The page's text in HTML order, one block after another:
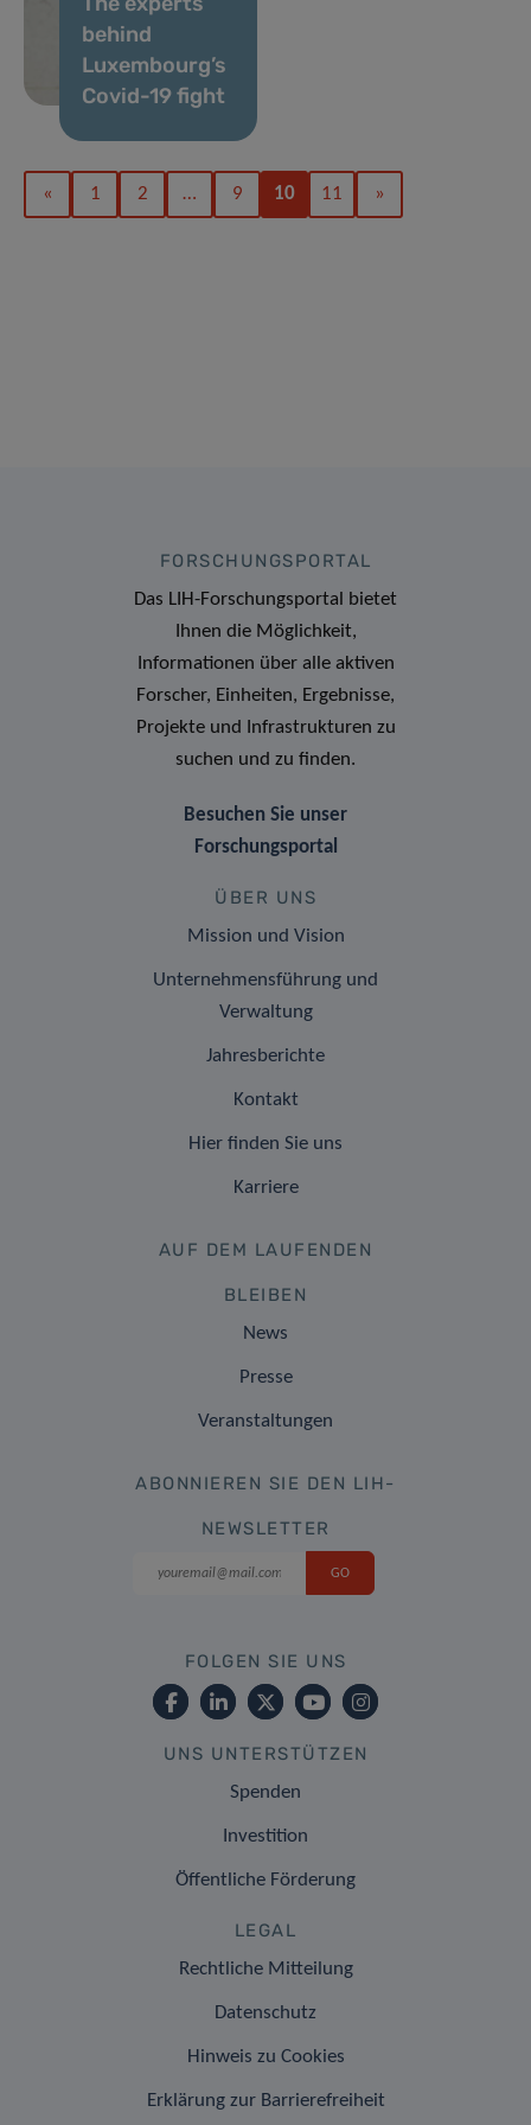
behind
Luxembourg’s
Covid-19 fight
« 1 2 … 9 10 11 »
FORSCHUNGSPORTAL
Das LIH-Forschungsportal bietet
Ihnen die Möglichkeit,
Informationen über alle aktiven
Forscher, Einheiten, Ergebnisse,
Projekte und Infrastrukturen zu
suchen und zu finden.
Besuchen Sie unser
Forschungsportal
ÜBER UNS
Mission und Vision
Unternehmensführung und
Verwaltung
Jahresberichte
Kontakt
Hier finden Sie uns
Karriere
AUF DEM LAUFENDEN
BLEIBEN
News
Presse
Veranstaltungen
ABONNIEREN SIE DEN LIH-
NEWSLETTER
FOLGEN SIE UNS
UNS UNTERSTÜTZEN
Spenden
Investition
Öffentliche Förderung
LEGAL
Rechtliche Mitteilung
Datenschutz
Hinweis zu Cookies
Erklärung zur Barrierefreiheit